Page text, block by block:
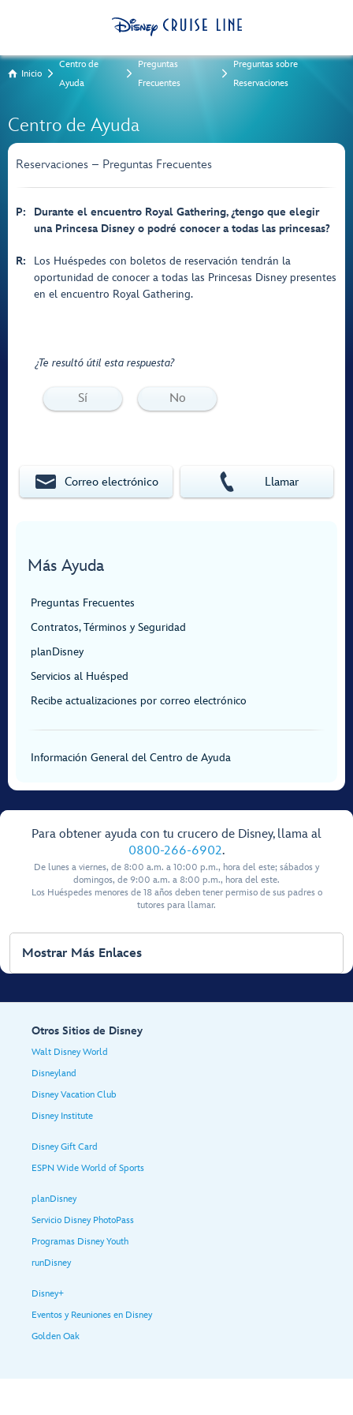
Inicio
Centro de
Ayuda
Preguntas
Frecuentes
Preguntas sobre
Reservaciones
Centro de Ayuda
Reservaciones – Preguntas Frecuentes
P:
Durante el encuentro Royal Gathering, ¿tengo que elegir
una Princesa Disney o podré conocer a todas las princesas?
R:
Los Huéspedes con boletos de reservación tendrán la
oportunidad de conocer a todas las Princesas Disney presentes
en el encuentro Royal Gathering.
¿Te resultó útil esta respuesta?
Sí No
Correo electrónico Llamar
Más Ayuda
Preguntas Frecuentes
Contratos, Términos y Seguridad
planDisney
Servicios al Huésped
Recibe actualizaciones por correo electrónico
Información General del Centro de Ayuda
Para obtener ayuda con tu crucero de Disney, llama al
0800-266-6902.
De lunes a viernes, de 8:00 a.m. a 10:00 p.m., hora del este; sábados y
domingos, de 9:00 a.m. a 8:00 p.m., hora del este.
Los Huéspedes menores de 18 años deben tener permiso de sus padres o
tutores para llamar.
Mostrar Más Enlaces
Otros Sitios de Disney
Walt Disney World
Disneyland
Disney Vacation Club
Disney Institute
Disney Gift Card
ESPN Wide World of Sports
planDisney
Servicio Disney PhotoPass
Programas Disney Youth
runDisney
Disney+
Eventos y Reuniones en Disney
Golden Oak